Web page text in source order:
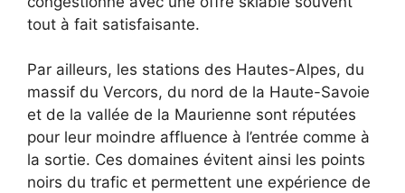
tout à fait satisfaisante.
Par ailleurs, les stations des Hautes-Alpes, du
massif du Vercors, du nord de la Haute-Savoie
et de la vallée de la Maurienne sont réputées
pour leur moindre affluence à l’entrée comme à
la sortie. Ces domaines évitent ainsi les points
noirs du trafic et permettent une expérience de